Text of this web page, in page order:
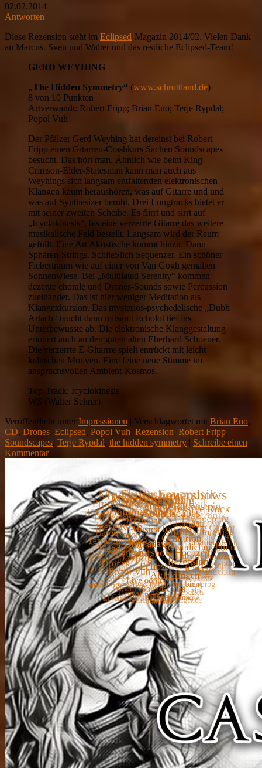
02.02.2014
Antworten
Diese Rezension steht im Eclipsed-Magazin 2014/02. Vielen Dank
an Marcus. Sven und Walter und das restliche Eclipsed-Team!
GERD WEYHING
„The Hidden Symmetry“ (www.schrottland.de)
8 von 10 Punkten
Artverwandt: Robert Fripp; Brian Eno; Terje Rypdal;
Popol Vuh
Der Pfälzer Gerd Weyhing hat dereinst bei Robert
Fripp einen Gitarren-Crashkurs Sachen Soundscapes
besucht. Das hört man. Ähnlich wie beim King-
Crimson-Elder-Statesman kann man auch aus
Weyhings sich langsam entfaltenden elektronischen
Klängen kaum heraushören, was auf Gitarre und und
was auf Synthesizer beruht. Drei Longtracks bietet er
mit seiner zweiten Scheibe. Es flirrt und sirrt auf
„Icyclokinesis“, bis eine verzerrte Gitarre das weitere
musikalische Feld bestellt. Langsam wird der Raum
gefüllt. Eine Art Akustische kommt hinzu. Dann
Sphären-Strings. SchlieSlich Sequenzer. Ein schöner
Fiebertraum wie auf einer von Van Gogh gemalten
Sonnenwiese. Bei „Multilated Serenity“ kommen
dezente chorale und Drones-Sounds sowie Percussion
zueinander. Das ist hier weniger Meditation als
Klangexkursion. Das mysteriös-psychedelische „Dubh
Artach“ taucht dann mitsamt Echolot tief ins
Unterbewusste ab. Die elektronische Klanggestaltung
erinnert auch an den guten alten Eberhard Schoener.
Die verzerrte E-Gitarrre spielt entrückt mit leicht
keltischen Motiven. Eine feine neue Stimme im
anspruchsvollen Ambient-Kosmos.
Top-Track: Icyclokinesis
WS (Walter Sehrer)
Veröffentlicht unter Impressionen | Verschlagwortet mit Brian Eno,
CD, Drones, Eclipsed, Popol Vuh, Rezension, Robert Fripp,
Soundscapes, Terje Rypdal, the hidden symmetry | Schreibe einen
Kommentar